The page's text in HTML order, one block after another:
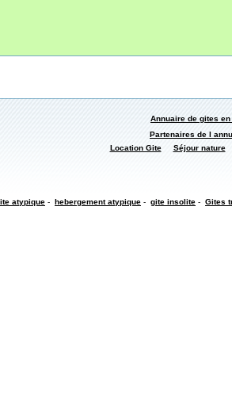
Annuaire de gites en
Partenaires de l
Location Gite
Séjour nature
atypique - hebergement atypique - gite insolite - Gites